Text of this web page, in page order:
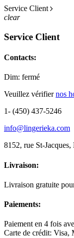
Service Client
clear
Service Client
Contacts:
Dim: fermé
Veuillez vérifiernos
1- (450) 437-5246
info@lingerieka.com
8152, rue St-
Livraison:
Livraison gratuite
Paiements:
Paiement en 4 fois
Carte de crédit: Visa,